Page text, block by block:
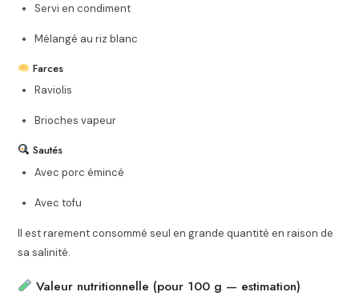
Servi en condiment
Mélangé au riz blanc
Farces
Raviolis
Brioches vapeur
Sautés
Avec porc émincé
Avec tofu
Il est rarement consommé seul en grande quantité en raison de
sa salinité.
Valeur nutritionnelle (pour 100 g — estimation)